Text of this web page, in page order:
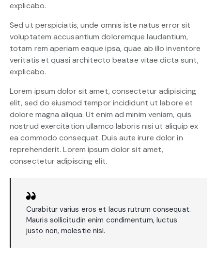
explicabo.
Sed ut perspiciatis, unde omnis iste natus error sit
voluptatem accusantium doloremque laudantium,
totam rem aperiam eaque ipsa, quae ab illo inventore
veritatis et quasi architecto beatae vitae dicta sunt,
explicabo.
Lorem ipsum dolor sit amet, consectetur adipisicing
elit, sed do eiusmod tempor incididunt ut labore et
dolore magna aliqua. Ut enim ad minim veniam, quis
nostrud exercitation ullamco laboris nisi ut aliquip ex
ea commodo consequat. Duis aute irure dolor in
reprehenderit. Lorem ipsum dolor sit amet,
consectetur adipiscing elit.
Curabitur varius eros et lacus rutrum consequat.
Mauris sollicitudin enim condimentum, luctus
justo non, molestie nisl.